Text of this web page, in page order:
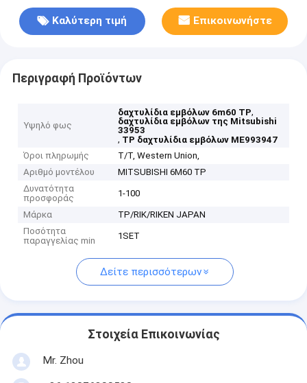
Καλύτερη τιμή Επικοινωνήστε
Περιγραφή Προϊόντων
Υψηλό φως
δαχτυλίδια εμβόλων 6m60 TP,
δαχτυλίδια εμβόλων της Mitsubishi
33953
, TP δαχτυλίδια εμβόλων ME993947
Όροι πληρωμής
T/T, Western Union,
Αριθμό μοντέλου
MITSUBISHI 6M60 TP
Δυνατότητα
προσφοράς
1-100
Μάρκα
TP/RIK/RIKEN JAPAN
Ποσότητα
παραγγελίας min
1SET
Δείτε περισσότερων
Στοιχεία Επικοινωνίας
Mr. Zhou